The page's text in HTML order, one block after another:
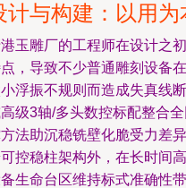
计与构建：以用为
玉雕厂的工程师在设计之
，导致不少普通雕刻设备
浮振不规则而造成失真线
级3轴/多头数控标配整合
法助沉稳铣壁化脆受力差
控稳柱架构外，在长时间
生命台区维持标式准确性